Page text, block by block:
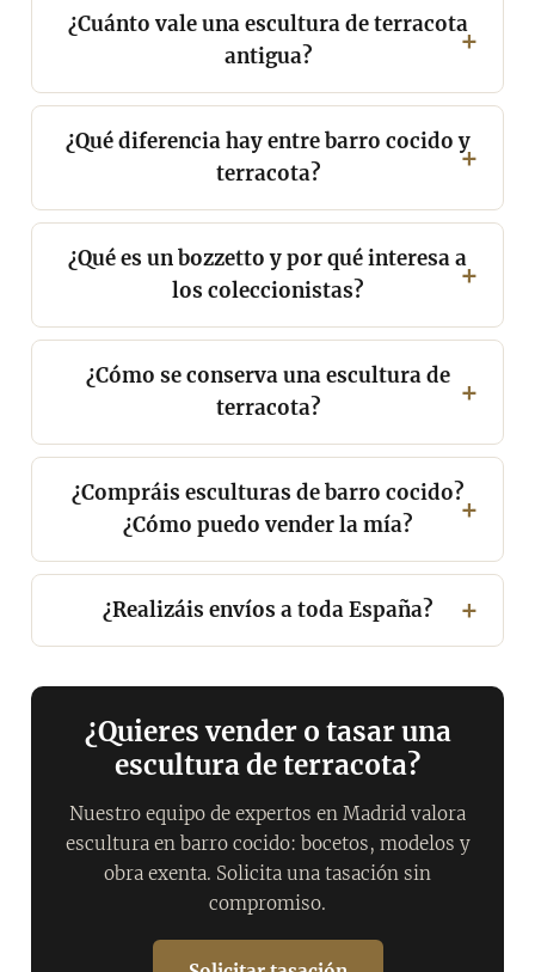
¿Cuánto vale una escultura de terracota
antigua?
¿Qué diferencia hay entre barro cocido y
terracota?
¿Qué es un bozzetto y por qué interesa a
los coleccionistas?
¿Cómo se conserva una escultura de
terracota?
¿Compráis esculturas de barro cocido?
¿Cómo puedo vender la mía?
¿Realizáis envíos a toda España?
¿Quieres vender o tasar una
escultura de terracota?
Nuestro equipo de expertos en Madrid valora
escultura en barro cocido: bocetos, modelos y
obra exenta. Solicita una tasación sin
compromiso.